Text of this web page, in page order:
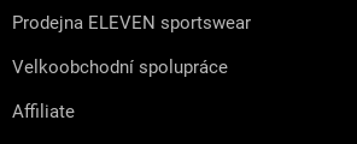
Prodejna ELEVEN sportswear
Velkoobchodní spolupráce
Affiliate